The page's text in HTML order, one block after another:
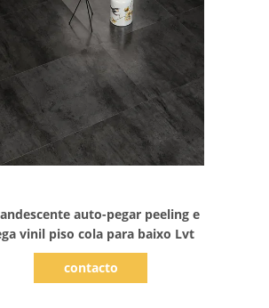
auto-pegar peeling e
vinil piso cola para baixo Lvt
contacto